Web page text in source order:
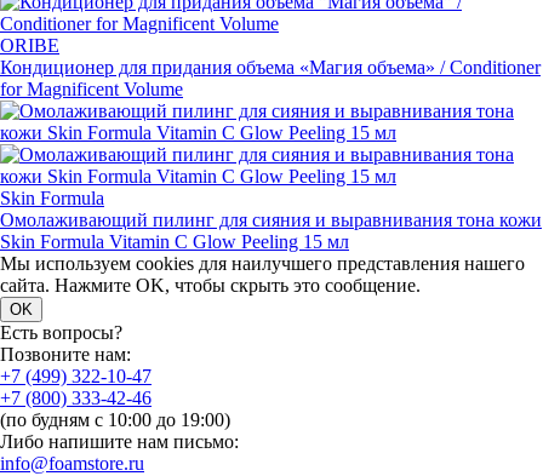
ORIBE
Кондиционер для придания объема «Магия объема» / Conditioner
for Magnificent Volume
Skin Formula
Омолаживающий пилинг для сияния и выравнивания тона кожи
Skin Formula Vitamin C Glow Peeling 15 мл
Мы используем cookies для наилучшего представления нашего
сайта. Нажмите OK, чтобы скрыть это сообщение.
OK
Есть вопросы?
Позвоните нам:
+7 (499) 322-10-47
+7 (800) 333-42-46
(по будням с 10:00 до 19:00)
Либо напишите нам письмо:
info@foamstore.ru